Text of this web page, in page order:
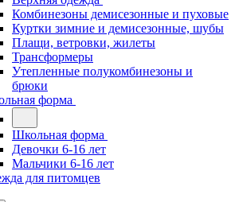
Комбинезоны демисезонные и пуховые
Куртки зимние и демисезонные, шубы
Плащи, ветровки, жилеты
Трансформеры
Утепленные полукомбинезоны и
брюки
форма
Школьная форма
Девочки 6-16 лет
Мальчики 6-16 лет
для питомцев